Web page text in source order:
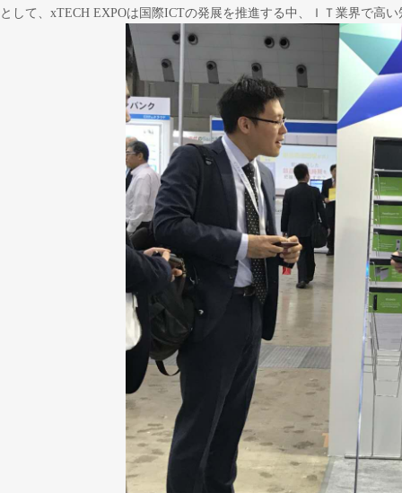
として、xTECH EXPOは国際ICTの発展を推進する中、ＩＴ業界で高